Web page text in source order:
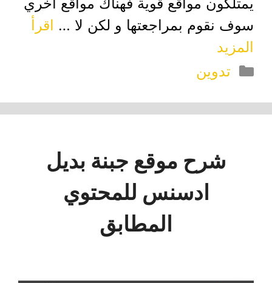
سوف نقوم بمراجعتها و لكن لا … اقرأ
المزيد
التصنيفات
تدوين
شرح موقع جبنة بديل
ادسنس للمحتوي
المطابق